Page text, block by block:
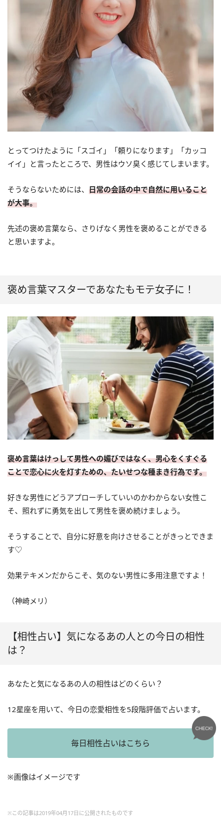
とってつけたように「スゴイ」「頼りになります」「カッコ
イイ」と言ったところで、男性はウソ臭く感じてしまいます。
そうならないためには、 日常の会話の中で自然に用いること
が大事。
先述の褒め言葉なら、さりげなく男性を褒めることができる
と思いますよ。
褒め言葉マスターであなたもモテ女子に！
褒め言葉はけっして男性への媚びではなく、男心をくすぐる
ことで恋心に火を灯すための、たいせつな種まき行為です。
好きな男性にどうアプローチしていいのかわからない女性こ
そ、照れずに勇気を出して男性を褒め続けましょう。
そうすることで、自分に好意を向けさせることがきっとできま
す♡
効果テキメンだからこそ、気のない男性に多用注意ですよ！
（神崎メリ）
【相性占い】気になるあの人との今日の相性
は？
あなたと気になるあの人の相性はどのくらい？
12星座を用いて、今日の恋愛相性を5段階評価で占います。
毎日相性占いはこちら
※画像はイメージです
※この記事は2019年04月17日に公開されたものです